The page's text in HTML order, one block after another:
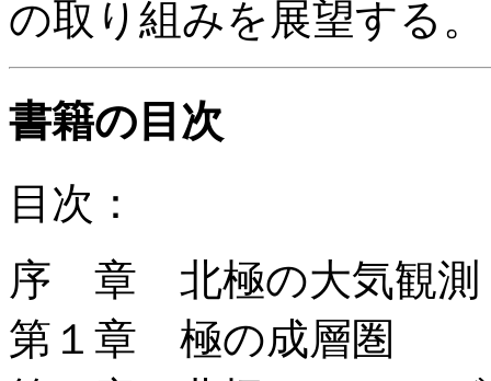
の取り組みを展望する。
書籍の目次
目次：
序 章 北極の大気観測
第１章 極の成層圏